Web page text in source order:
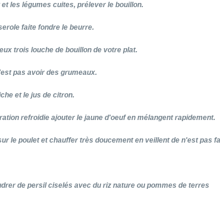
les légumes cuites, prélever le bouillon.
faite fondre le beurre.
trois louche de bouillon de votre plat.
pas avoir des grumeaux.
et le jus de citron.
refroidie ajouter le jaune d'oeuf en mélangent rapidement.
le poulet et chauffer très doucement en veillent de n'est pas
de persil ciselés avec du riz nature ou pommes de terres